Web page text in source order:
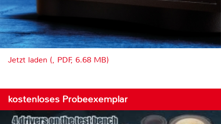
Jetzt laden (, PDF, 6.68 MB)
kostenloses Probeexemplar